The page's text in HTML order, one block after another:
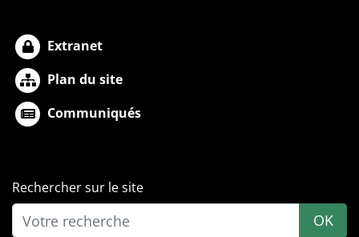
Extranet
Plan du site
Communiqués
Rechercher sur le site
OK